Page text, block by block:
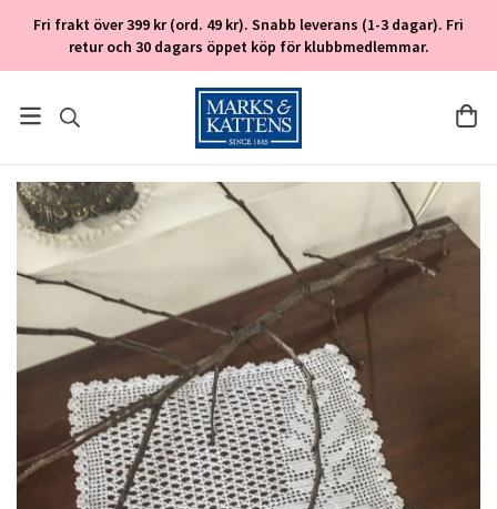
Fri frakt över 399 kr (ord. 49 kr). Snabb leverans (1-3 dagar). Fri
retur och 30 dagars öppet köp för klubbmedlemmar.